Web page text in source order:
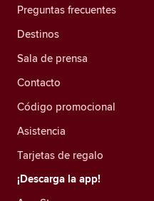
Preguntas frecuentes
Destinos
Sala de prensa
Contacto
Código promocional
Asistencia
Tarjetas de regalo
¡Descarga la app!